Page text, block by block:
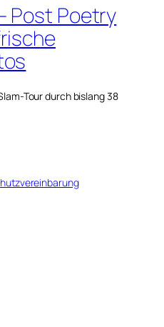
Post Poetry
Tour durch bislang 38